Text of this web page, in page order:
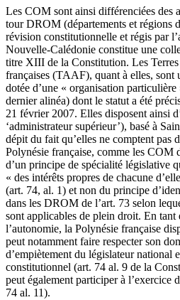
Les COM sont ainsi différenciées des
tour DROM (départements et régions
révision constitutionnelle et régis par
Nouvelle-Calédonie constitue une
titre XIII de la Constitution. Les Terres
françaises (TAAF), quant à elles,
dotée d’une « organisation
dernier alinéa) dont le statut a été
21 février 2007. Elles disposent ainsi
‘administrateur supérieur’), basé à
dépit du fait qu’elles ne comptent pas
Polynésie française, comme les COM
d’un principe de spécialité législative
« des intérêts propres de chacune
(art. 74, al. 1) et non du principe
dans les DROM de l’art. 73 selon
sont applicables de plein droit. En
l’autonomie, la Polynésie française
peut notamment faire respecter son
d’empiètement du législateur national
constitutionnel (art. 74 al. 9 de la
peut également participer à l’exercice
74 al. 11).